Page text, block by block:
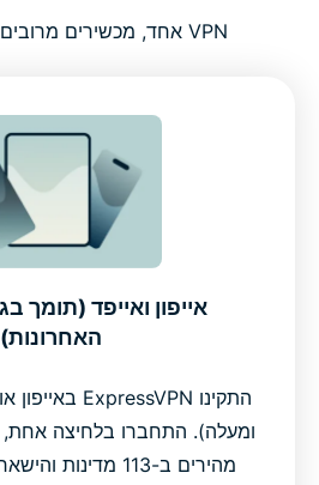
VPN אחד, מכשירים מרובים, כיסוי אופטימלי
האחרונות)
ומעלה). התחברו בלחיצה
מהירים ב-113